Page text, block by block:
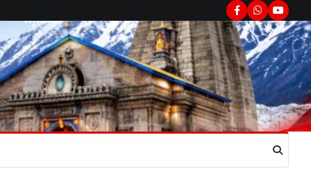
Facebook
Whatsapp
2
Admin August 6, 2026
भतरोजखान में कांग्रेस का प्रदर्शन, स्वास्थ्य मंत्री
व शिक्षा मंत्री का फूंका पुतला 'विद्यालयों में…
अल्मोड़ा उत्तराखण्ड कुमाऊं ख़बरें
रानीखेत में युवा कांग्रेस की जिला बैठक,
8 अगस्त को खड़गे की हल्द्वानी रैली को